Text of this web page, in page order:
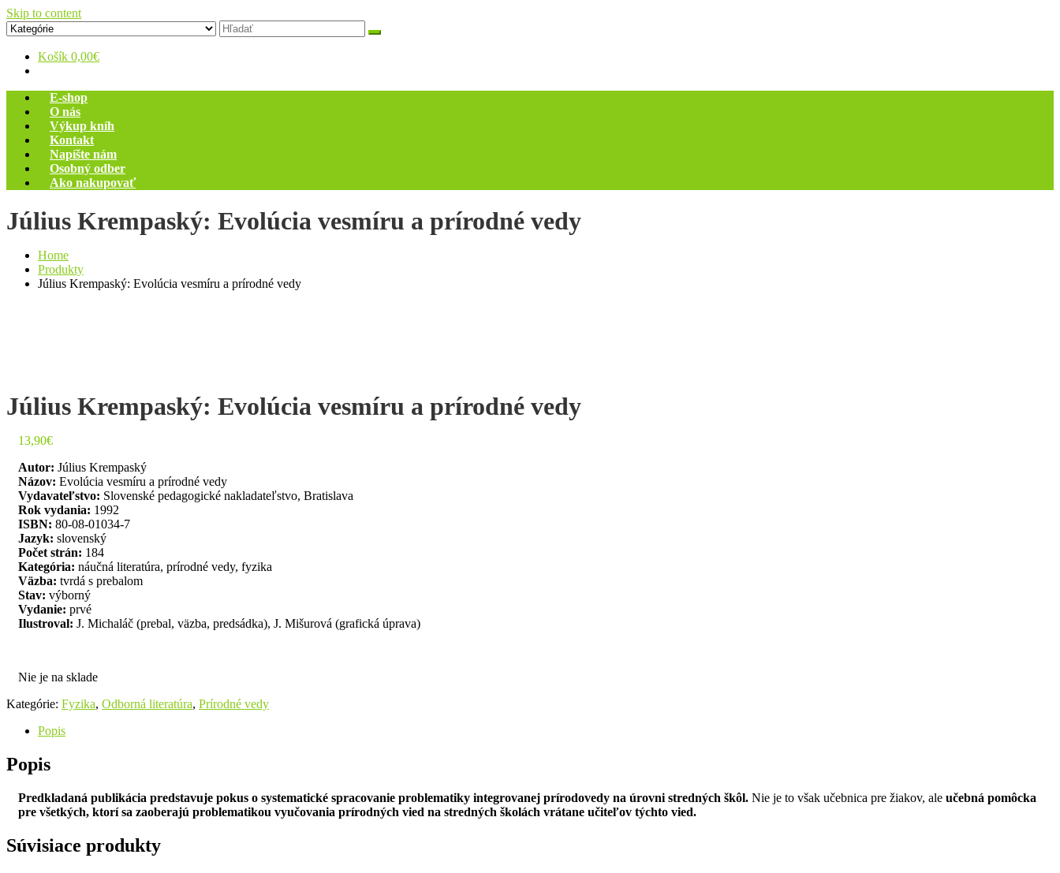
Skip to content
Zelený dom
Antikvariát
Košík 0,00€
E-shop
O nás
Výkup kníh
Kontakt
Napíšte nám
Osobný odber
Ako nakupovať
Július Krempaský: Evolúcia vesmíru a prírodné vedy
Home
Produkty
Július Krempaský: Evolúcia vesmíru a prírodné vedy
Július Krempaský: Evolúcia vesmíru a prírodné vedy
13,90€
Autor: Július Krempaský
Názov: Evolúcia vesmíru a prírodné vedy
Vydavateľstvo: Slovenské pedagogické nakladateľstvo, Bratislava
Rok vydania: 1992
ISBN: 80-08-01034-7
Jazyk: slovenský
Počet strán: 184
Kategória: náučná literatúra, prírodné vedy, fyzika
Väzba: tvrdá s prebalom
Stav: výborný
Vydanie: prvé
Ilustroval: J. Michaláč (prebal, väzba, predsádka), J. Mišurová (grafická úprava)
Nie je na sklade
Kategórie: Fyzika, Odborná literatúra, Prírodné vedy
Popis
Popis
Predkladaná publikácia predstavuje pokus o systematické spracovanie problematiky integrovanej prírodovedy na úrovni stredných škôl. Nie je to však učebnica pre žiakov, ale učebná pomôcka
pre všetkých, ktorí sa zaoberajú problematikou vyučovania prírodných vied na stredných školách vrátane učiteľov týchto vied.
Súvisiace produkty